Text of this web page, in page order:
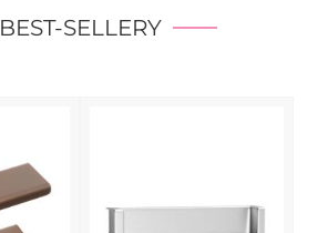
BEST-SELLERY